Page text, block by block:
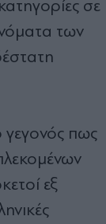
σε
των
γεγονός πως
εξ